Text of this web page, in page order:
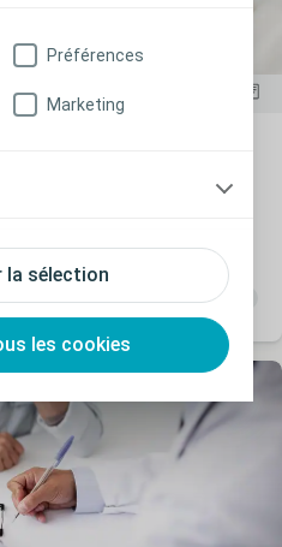
la sélection
les cookies
Préférences
Marketing
mesurer les risques
A quelle fréquence? C'est ce